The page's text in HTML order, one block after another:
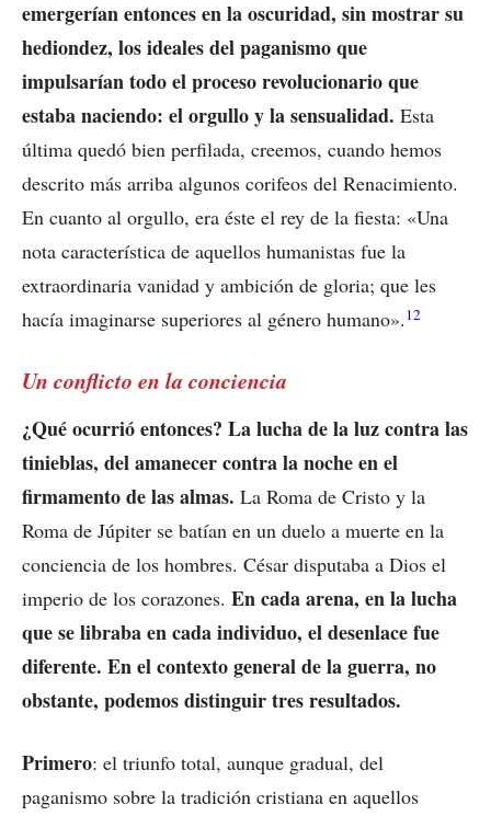
emergerían entonces en la oscuridad, sin mostrar su
hediondez, los ideales del paganismo que
impulsarían todo el proceso revolucionario que
estaba naciendo: el orgullo y la sensualidad. Esta
última quedó bien perfilada, creemos, cuando hemos
descrito más arriba algunos corifeos del Renacimiento.
En cuanto al orgullo, era éste el rey de la fiesta: «Una
nota característica de aquellos humanistas fue la
extraordinaria vanidad y ambición de gloria; que les
hacía imaginarse superiores al género humano».12
Un conflicto en la conciencia
¿Qué ocurrió entonces? La lucha de la luz contra las
tinieblas, del amanecer contra la noche en el
firmamento de las almas. La Roma de Cristo y la
Roma de Júpiter se batían en un duelo a muerte en la
conciencia de los hombres. César disputaba a Dios el
imperio de los corazones. En cada arena, en la lucha
que se libraba en cada individuo, el desenlace fue
diferente. En el contexto general de la guerra, no
obstante, podemos distinguir tres resultados.
Primero: el triunfo total, aunque gradual, del
paganismo sobre la tradición cristiana en aquellos